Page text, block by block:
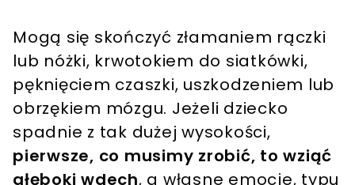
Mogą się skończyć złamaniem rączki
lub nóżki, krwotokiem do siatkówki,
pęknięciem czaszki, uszkodzeniem lub
obrzękiem mózgu. Jeżeli dziecko
spadnie z tak dużej wysokości,
pierwsze, co musimy zrobić, to wziąć
głęboki wdech, a własne emocje, typu